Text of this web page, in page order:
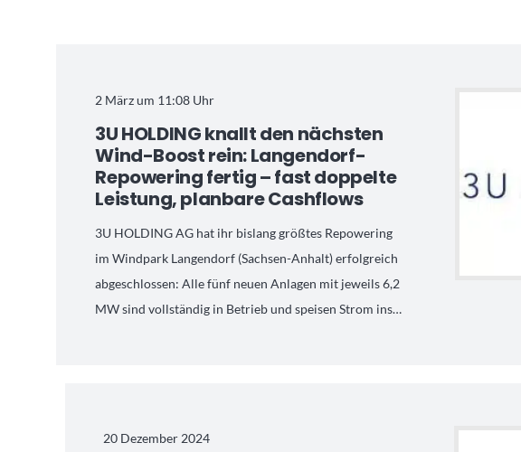
2 März um 11:08 Uhr
3U HOLDING knallt den nächsten
Wind-Boost rein: Langendorf-
Repowering fertig – fast doppelte
Leistung, planbare Cashflows
3U HOLDING AG hat ihr bislang größtes Repowering
im Windpark Langendorf (Sachsen-Anhalt) erfolgreich
abgeschlossen: Alle fünf neuen Anlagen mit jeweils 6,2
MW sind vollständig in Betrieb und speisen Strom ins…
20 Dezember 2024